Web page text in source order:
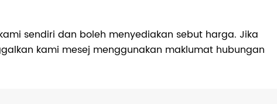
sendiri dan boleh menyediakan sebut harga. Jika
kami mesej menggunakan maklumat hubungan